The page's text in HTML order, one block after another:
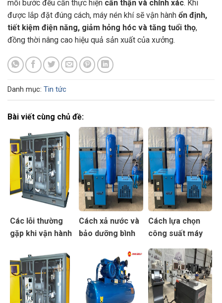
mỗi bước đều cần thực hiện cẩn thận và chính xác. Khi
được lắp đặt đúng cách, máy nén khí sẽ vận hành ổn định,
tiết kiệm điện năng, giảm hỏng hóc và tăng tuổi thọ,
đồng thời nâng cao hiệu quả sản xuất của xưởng.
Danh mục: Tin tức
Bài viết cùng chủ đề:
Các lỗi thường
gặp khi vận hành
Cách xả nước và
bảo dưỡng bình
Cách lựa chọn
công suất máy
cho xưởng